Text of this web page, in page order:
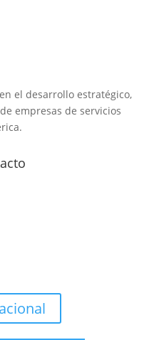
el desarrollo estratégico,
empresas de servicios